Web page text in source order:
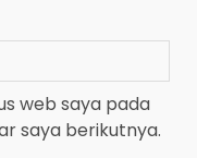
web saya pada
saya berikutnya.